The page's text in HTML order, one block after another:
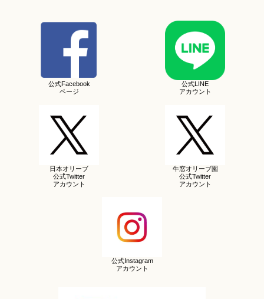
公式Facebook
ページ
公式LINE
アカウント
日本オリーブ
公式Twitter
アカウント
牛窓オリーブ園
公式Twitter
アカウント
公式Instagram
アカウント